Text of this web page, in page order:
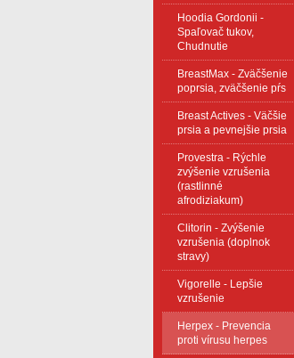
Hoodia Gordonii -
Spaľovač tukov,
Chudnutie
BreastMax - Zväčšenie
poprsia, zväčšenie pŕs
Breast Actives - Väčšie
prsia a pevnejšie prsia
Provestra - Rýchle
zvýšenie vzrušenia
(rastlinné
afrodiziakum)
Clitorin - Zvýšenie
vzrušenia (doplnok
stravy)
Vigorelle - Lepšie
vzrušenie
Herpex - Prevencia
proti vírusu herpes